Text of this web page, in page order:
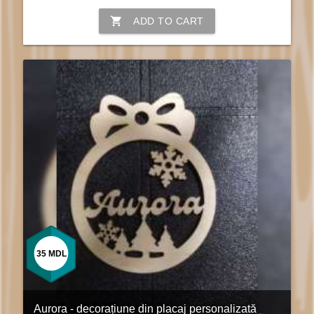
shopping_cart ADD TO CART
Aurora - decorațiune din placaj personalizată
35 MDL